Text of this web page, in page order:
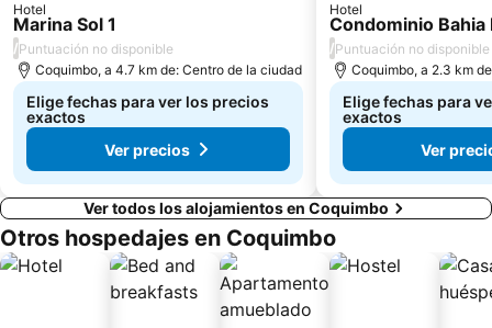
Hotel
Marina Sol 1
/Puntuación no disponible
Coquimbo, a 4.7 km de: Centro de la ciudad
Elige fechas para ver los precios
exactos
Ver precios
Hotel
Condominio
/Puntuación no disponible
Coquimbo, a 2.3 km
Elige fechas para
exactos
Ver
Ver todos los alojamientos en Coquimbo
Otros hospedajes en Coquimbo